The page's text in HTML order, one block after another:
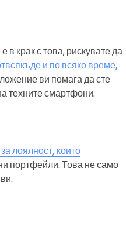
крак с това, рискувате да
и по всяко време,
ви помага да сте
техните смартфони.
лоялност, които
портфейли. Това не само